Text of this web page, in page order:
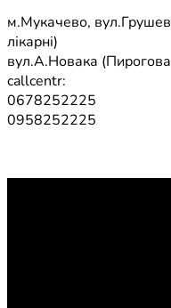
м.Мукачево,
лікарні)
вул.А.Новака
callcentr:
0678252225
0958252225